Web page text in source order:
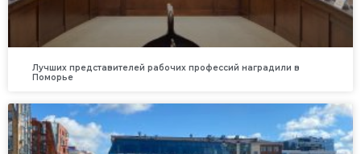
Лучших представителей рабочих профессий наградили в
Поморье